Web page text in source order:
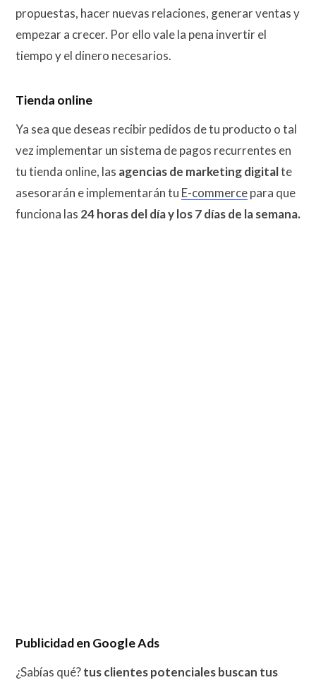
propuestas, hacer nuevas relaciones, generar ventas y
empezar a crecer. Por ello vale la pena invertir el
tiempo y el dinero necesarios.
Tienda online
Ya sea que deseas recibir pedidos de tu producto o tal
vez implementar un sistema de pagos recurrentes en
tu tienda online, las agencias de marketing digitalte
asesorarán e implementarán tu E-commercepara que
funciona las 24 horas del día y los 7 días de la semana.
Publicidad en Google Ads
¿Sabías qué?tus clientes potenciales buscan tus